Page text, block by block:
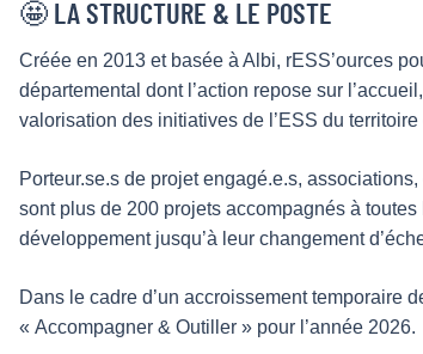
🤩 LA STRUCTURE & LE POSTE
Créée en 2013 et basée à Albi, rESS’ources
départemental dont l’action repose sur
valorisation des initiatives de l’ESS du territoire
Porteur.se.s de projet engagé.e.s,
sont plus de 200 projets accompagnés à
développement jusqu’à leur changement
Dans le cadre d’un accroissement temporaire
« Accompagner & Outiller » pour l’année 2026.